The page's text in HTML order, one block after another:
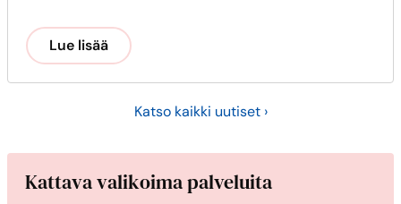
Lue lisää
Katso kaikki uutiset ›
Kattava valikoima palveluita